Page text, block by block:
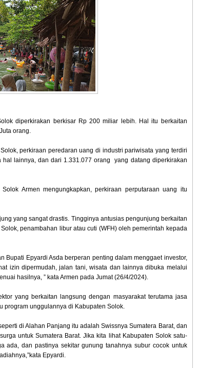
diperkirakan berkisar Rp 200 miliar lebih. Hal itu berkaitan
orang.
perkiraan peredaran uang di industri pariwisata yang terdiri
hal lainnya, dan dari 1.331.077 orang yang datang diperkirakan
Armen mengungkapkan, perkiraan perputaraan uang itu
yang sangat drastis. Tingginya antusias pengunjung berkaitan
penambahan libur atau cuti (WFH) oleh pemerintah kepada
Bupati Epyardi Asda berperan penting dalam menggaet investor,
izin dipermudah, jalan tani, wisata dan lainnya dibuka melalui
hasilnya, ” kata Armen pada Jumat (26/4/2024).
yang berkaitan langsung dengan masyarakat terutama jasa
program unggulannya di Kabupaten Solok.
di Alahan Panjang itu adalah Swissnya Sumatera Barat, dan
untuk Sumatera Barat. Jika kita lihat Kabupaten Solok satu-
ada, dan pastinya sekitar gunung tanahnya subur cocok untuk
Epyardi.